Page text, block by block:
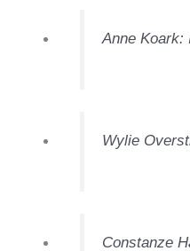
Anne Koark:
Wylie
Constanze